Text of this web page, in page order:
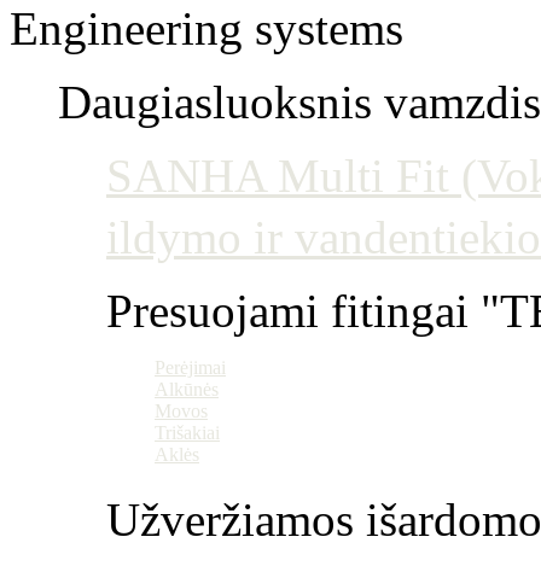
Engineering systems
Daugiasluoksnis
SANHA Multi Fit
ildymo ir
Presuojami fitingai
Perėjimai
Alkūnės
Movos
Trišakiai
Aklės
Užveržiamos